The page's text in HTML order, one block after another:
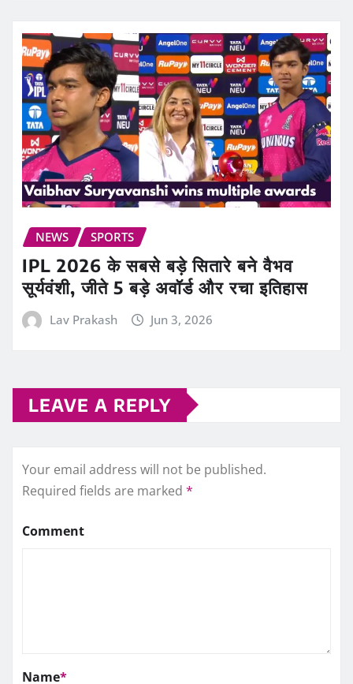
NEWS SPORTS
IPL 2026 के सबसे बड़े सितारे बने वैभव
सूर्यवंशी, जीते 5 बड़े अवॉर्ड और रचा इतिहास
Lav Prakash Jun 3, 2026
LEAVE A REPLY
Your email address will not be published.
Required fields are marked *
Comment
Name*